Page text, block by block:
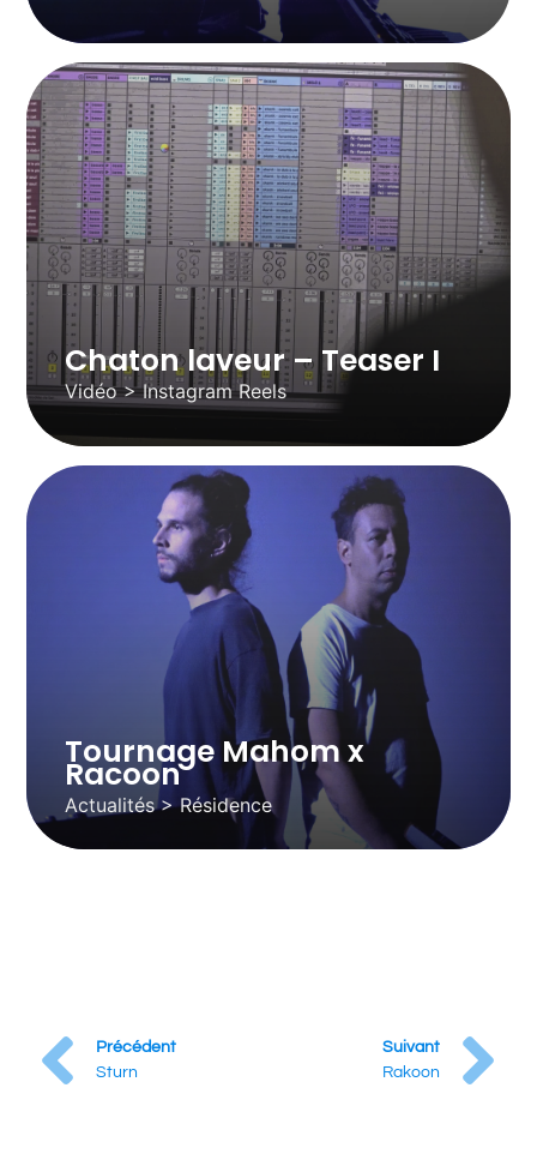
Chaton laveur – Teaser I
Vidéo > Instagram Reels
Tournage Mahom x
Racoon
Actualités > Résidence
Précédent
Sturn
Suivant
Rakoon